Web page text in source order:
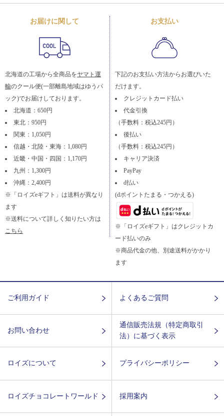
お届けに関して
北海道の工場から全商品をヤマト運
輸のクール便(一部離島地域はゆうパ
ック)でお届けしております。
北海道：650円
東北：950円
関東：1,050円
信越・北陸・東海：1,080円
近畿・中国・四国：1,170円
九州：1,300円
沖縄：2,400円
※「ロイズeギフト」は送料が異なり
ます
※送料について詳しく知りたい方は
こちら
お支払い
下記のお支払い方法からお選びいた
だけます。
クレジットカード払い
代金引換
（手数料：税込245円）
後払い
（手数料：税込245円）
キャリア決済
PayPay
d払い
(dポイントたまる・つかえる)
※「ロイズeギフト」はクレジットカ
ード払いのみ
※商品代金の他、別途送料がかかり
ます
ご利用ガイド よくあるご質問
お問い合わせ
通信販売法規（特定商取引
法）に基づく表示
ロイズについて プライバシーポリシー
ロイズチョコレートワールド 採用案内